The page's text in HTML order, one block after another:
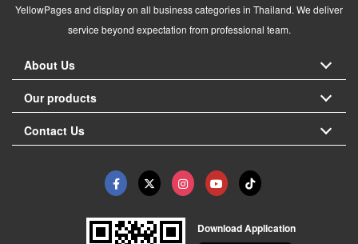
YellowPages and display on all business categories in Thailand. We deliver
service beyond expectation from professional team.
About Us
Our products
Contact Us
Download Application